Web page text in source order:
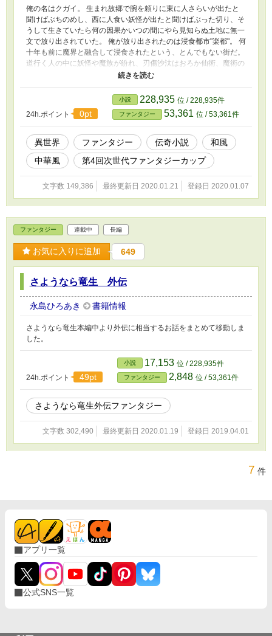
俺の名はクガイ。 生まれ故郷で腕を頼りに東に人さらいが出たと
聞けばぶちのめし、西に人食い妖怪が出たと聞けばぶった切り、そ
うして生きていたら何の因果かいつの間にやら見知らぬ土地に無一
文で放り出されていた。 俺が放り出されたのは浸食都市"楽都"。 何
十年も前に魔界と融合して浸食されたという、とんでもない街だ。
道行く人の中に妖怪や魔族が紛れ、刃傷沙汰はおろか仙術、魔術の
入り乱れる大抗争が日常茶飯事。 人間と妖怪と神とが争い、共存
街。誰をも受け入れる街。この街ほど命の軽い場所はない。この街
ほど命の足掻く場所はない。 それでも住めば都。毎日、自分と世
界の正気を疑うようなこの街にも慣れてきたころ、俺は悪党どもに
追いかけられていた女の子を助け――この街でも滅多にお目に掛か
れない厄介ごとに自ら飛び込むのだった。 ※小説家になろうでも
投稿しています
24h.ポイント 0pt
小説 228,935 位 / 228,935件
ファンタジー 53,361 位 / 53,361件
異世界 ファンタジー 伝奇小説
和風
中華風
第4回次世代ファンタジーカップ
文字数 149,386 最終更新日 2020.01.21 登録日 2020.01.07
ファンタジー 連載中 長編
お気に入りに追加 649
さようなら竜生 外伝
永島ひろあき 書籍情報
さようなら竜生本編中より外伝に相当するお話をまとめて移動しま
した。
24h.ポイント 49pt
小説 17,153 位 / 228,935件
ファンタジー 2,848 位 / 53,361件
さようなら竜生外伝ファンタジー
文字数 302,490 最終更新日 2020.01.19 登録日 2019.04.01
7 件
アプリ一覧
公式SNS一覧